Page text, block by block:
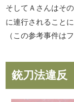
そしてＡさんはそ
に連行されることに
（この参考事件は
銃刀法違反